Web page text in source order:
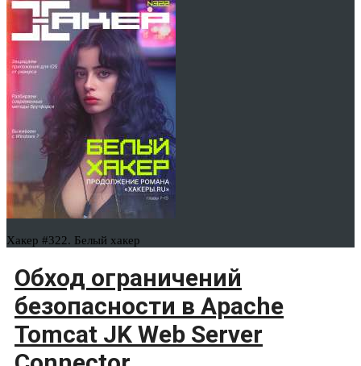
Хакер #322. Белый хакер
Обход ограничений
безопасности в Apache
Tomcat JK Web Server